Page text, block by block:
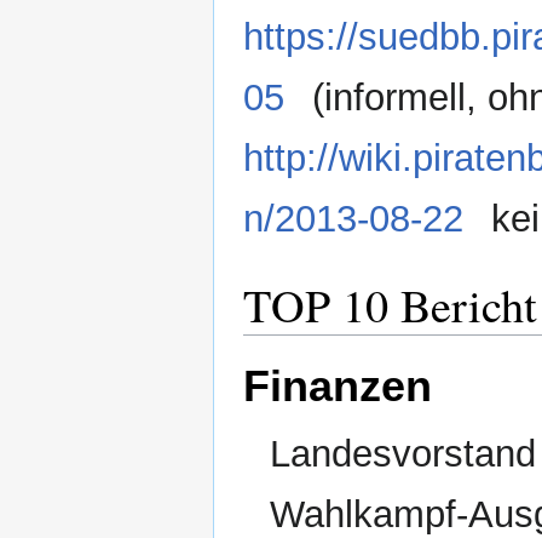
https://
05
(informell,
http://
n/2013-08-22
TOP 10
Finanzen
Wahlkampf-